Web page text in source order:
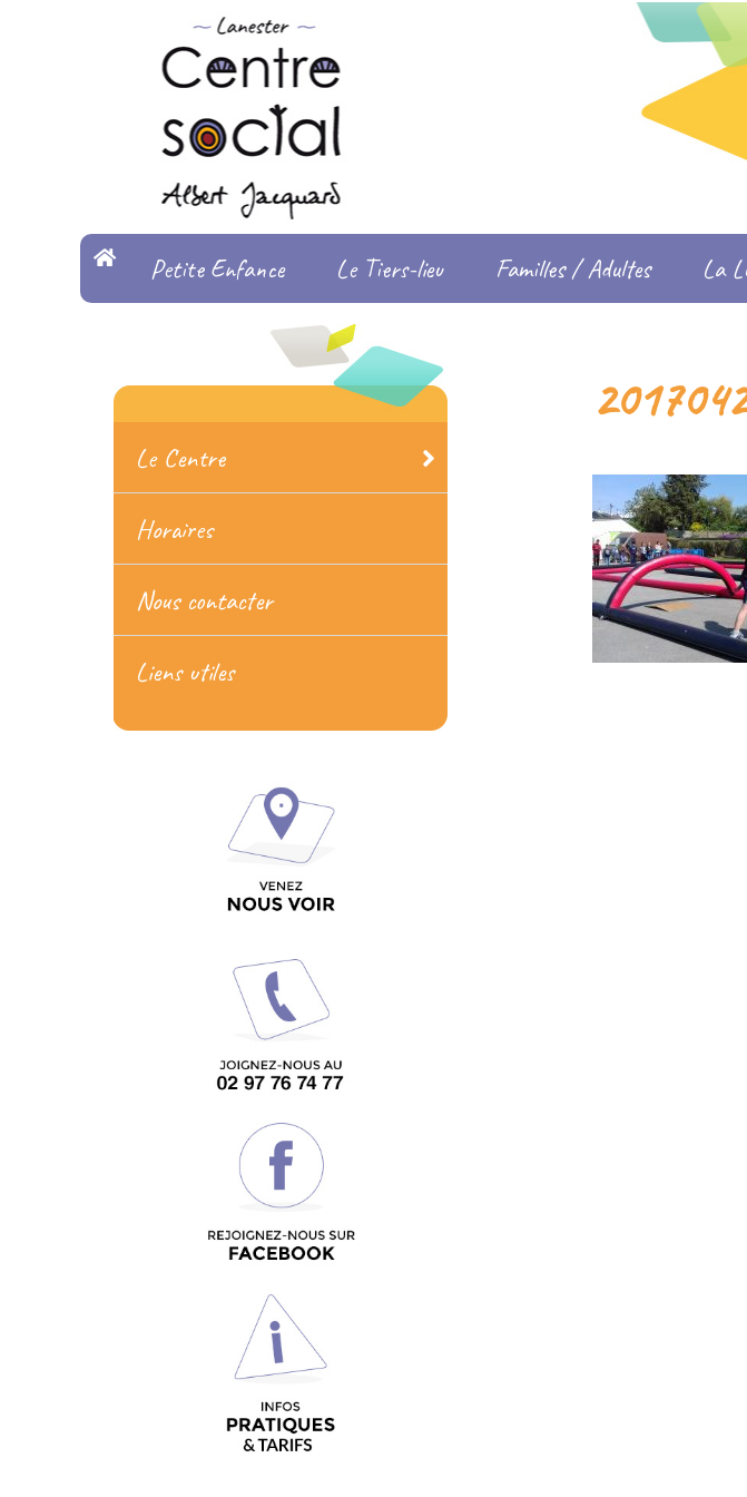
Petite Enfance Le Tiers-lieu Familles / Adultes La
Le Centre
Horaires
Nous contacter
Liens utiles